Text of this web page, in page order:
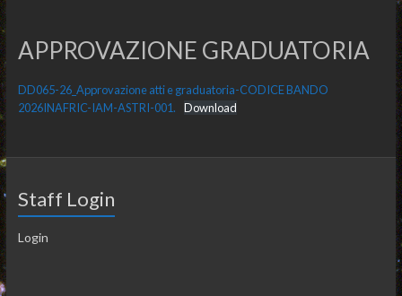
APPROVAZIONE GRADUATORIA
DD065-26_Approvazione atti e graduatoria-CODICE BANDO
2026INAFRIC-IAM-ASTRI-001.
Download
Staff Login
Login